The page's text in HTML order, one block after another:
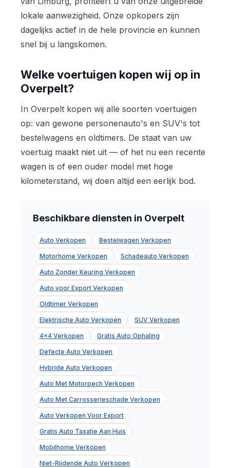
lokale aanwezigheid. Onze opkopers zijn
dagelijks actief in de hele provincie en kunnen
snel bij u langskomen.
Welke voertuigen kopen wij op in
Overpelt?
In Overpelt kopen wij alle soorten voertuigen
op: van gewone personenauto's en SUV's tot
bestelwagens en oldtimers. De staat van uw
voertuig maakt niet uit — of het nu een recente
wagen is of een ouder model met hoge
kilometerstand, wij doen altijd een eerlijk bod.
Beschikbare diensten in Overpelt
Auto Verkopen Bestelwagen Verkopen
Motorhome Verkopen Schadeauto Verkopen
Auto Zonder Keuring Verkopen
Auto voor Export Verkopen
Oldtimer Verkopen
Elektrische Auto Verkopen SUV Verkopen
4x4 Verkopen Gratis Auto Ophaling
Defecte Auto Verkopen
Hybride Auto Verkopen
Auto Met Motorpech Verkopen
Auto Met Carrosserieschade Verkopen
Auto Verkopen Voor Export
Gratis Auto Taxatie Aan Huis
Mobilhome Verkopen
Niet-Rijdende Auto Verkopen